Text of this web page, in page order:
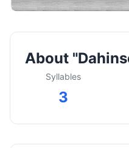
About
Syllables
3